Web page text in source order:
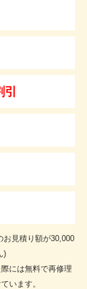
見積り額が30,000
)
には無料で再修理
います。